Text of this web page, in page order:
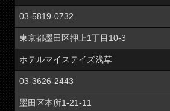
03-5819-0732
東京都墨田区押上1丁目10-3
ホテルマイステイズ浅草
03-3626-2443
墨田区本所1-21-11